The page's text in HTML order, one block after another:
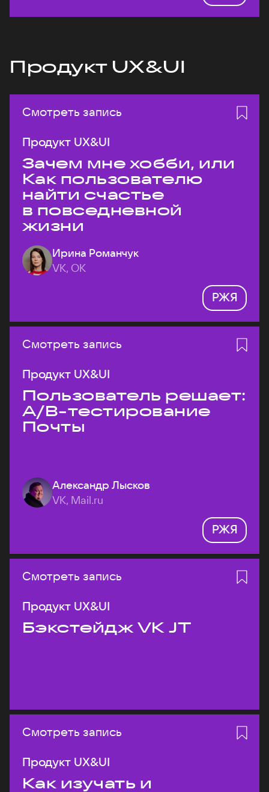
Продукт UX&UI
Смотреть запись
Продукт UX&UI
Зачем мне хобби, или
Как пользователю
найти счастье
в повседневной
жизни
Ирина Романчук
VK, ОК
РЖЯ
Смотреть запись
Продукт UX&UI
Пользователь решает:
A/B-тестирование
Почты
Александр Лысков
VK, Mail.ru
РЖЯ
Смотреть запись
Продукт UX&UI
Бэкстейдж VK JT
Смотреть запись
Продукт UX&UI
Как изучать и